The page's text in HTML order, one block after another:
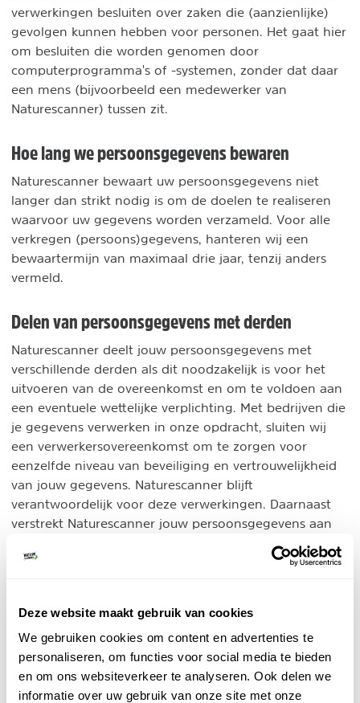
Deze website maakt gebruik van cookies
We gebruiken cookies om content en advertenties te
personaliseren, om functies voor social media te bieden
en om ons websiteverkeer te analyseren. Ook delen we
informatie over uw gebruik van onze site met onze
verwerkingen besluiten over zaken die (aanzienlijke)
gevolgen kunnen hebben voor personen. Het gaat hier
om besluiten die worden genomen door
computerprogramma's of -systemen, zonder dat daar
een mens (bijvoorbeeld een medewerker van
Naturescanner) tussen zit.
Hoe lang we persoonsgegevens bewaren
Naturescanner bewaart uw persoonsgegevens niet
langer dan strikt nodig is om de doelen te realiseren
waarvoor uw gegevens worden verzameld. Voor alle
verkregen (persoons)gegevens, hanteren wij een
bewaartermijn van maximaal drie jaar, tenzij anders
vermeld.
Delen van persoonsgegevens met derden
Naturescanner deelt jouw persoonsgegevens met
verschillende derden als dit noodzakelijk is voor het
uitvoeren van de overeenkomst en om te voldoen aan
een eventuele wettelijke verplichting. Met bedrijven die
je gegevens verwerken in onze opdracht, sluiten wij
een verwerkersovereenkomst om te zorgen voor
eenzelfde niveau van beveiliging en vertrouwelijkheid
van jouw gegevens. Naturescanner blijft
verantwoordelijk voor deze verwerkingen. Daarnaast
verstrekt Naturescanner jouw persoonsgegevens aan
nadrukkelijke toestemming.
Cookies, of vergelijkbare technieken, die wij
Naturescanner gebruikt functionele, analytische en
tracking cookies. Een cookie is een klein tekstbestand
dat bij het eerste bezoek aan deze website wordt